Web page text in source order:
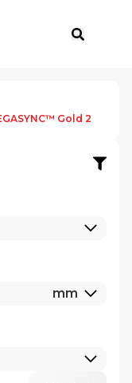
mm
Gold 2